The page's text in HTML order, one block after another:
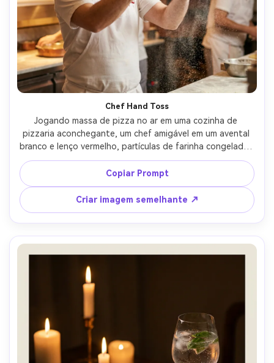
Chef Hand Toss
Jogando massa de pizza no ar em uma cozinha de
pizzaria aconchegante, um chef amigável em um avental
branco e lenço vermelho, partículas de farinha congeladas
em movimento, iluminação quente de tungstênio,
profundidade de campo rasa, layout de pôster com
espaço de manchete ousado, textura da pele
fotorealista e sombras naturais, qualidade editorial, alta
resolução, lente de 85mm, profundidade de campo rasa-
AR 4:5
Copiar Prompt
Criar imagem semelhante ↗
Crie imagens com
IA sem limites.
100% grátis!
Comece Grátis →